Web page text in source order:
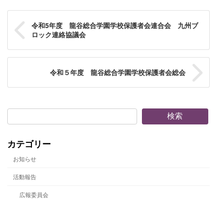
令和5年度 龍谷総合学園学校保護者会連合会 九州ブ
ロック連絡協議会
令和５年度 龍谷総合学園学校保護者会総会
検索
カテゴリー
お知らせ
活動報告
広報委員会